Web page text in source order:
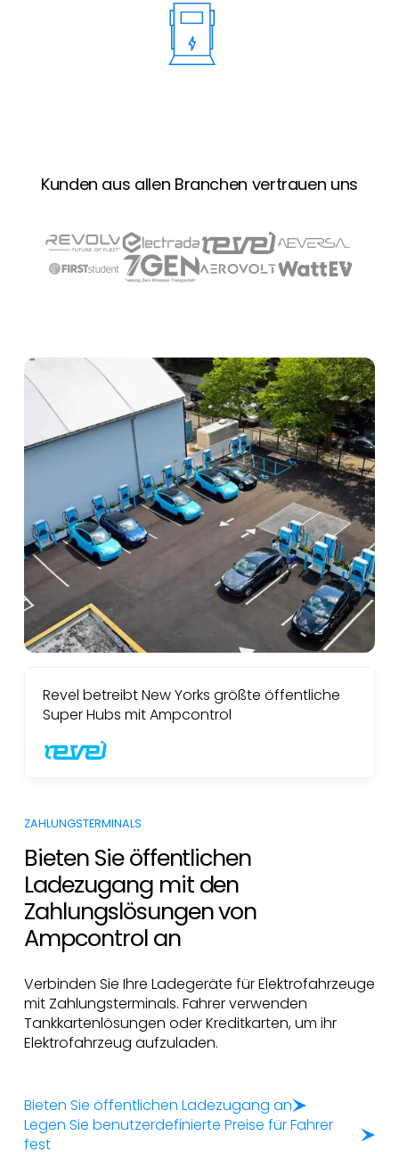
Kunden aus allen Branchen vertrauen uns
Revel betreibt New Yorks größte öffentliche
Super Hubs mit Ampcontrol
ZAHLUNGSTERMINALS
Bieten Sie öffentlichen
Ladezugang mit den
Zahlungslösungen von
Ampcontrol an
Verbinden Sie Ihre Ladegeräte für Elektrofahrzeuge
mit Zahlungsterminals. Fahrer verwenden
Tankkartenlösungen oder Kreditkarten, um ihr
Elektrofahrzeug aufzuladen.
Bieten Sie öffentlichen Ladezugang an
Legen Sie benutzerdefinierte Preise für Fahrer
fest